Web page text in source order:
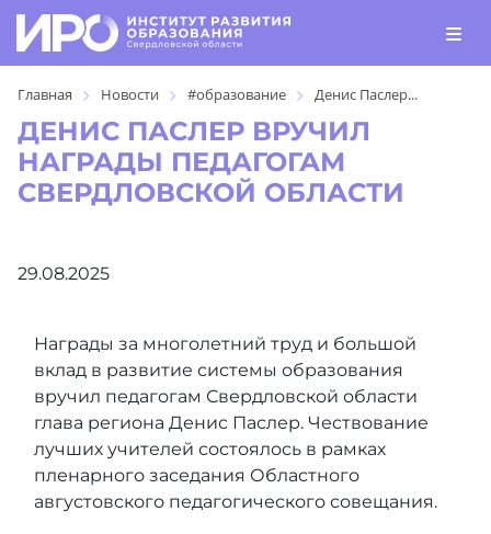
Главная Новости #образование Денис Паслер...
ДЕНИС ПАСЛЕР ВРУЧИЛ
НАГРАДЫ ПЕДАГОГАМ
СВЕРДЛОВСКОЙ ОБЛАСТИ
29.08.2025
Награды за многолетний труд и большой
вклад в развитие системы образования
вручил педагогам Свердловской области
глава региона Денис Паслер. Чествование
лучших учителей состоялось в рамках
пленарного заседания Областного
августовского педагогического совещания.